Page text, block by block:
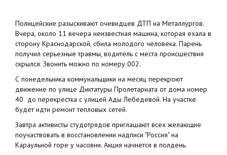
Полицейские разыскивают очевидцев ДТП на Металлургов.
Вчера, около 11 вечера неизвестная машина, которая ехала в
сторону Краснодарской, сбила молодого человека. Парень
получил серьезные травмы, водитель с места происшествия
скрылся. Звонить можно по номеру 002.
С понедельника коммунальщики на месяц перекроют
движение по улице Диктатуры Пролетариата от дома номер
40 до перекрестка с улицей Ады Лебедевой. На участке
будет идти ремонт тепловых сетей.
Завтра активисты студотрядов приглашают всех желающие
поучаствовать в восстановлении надписи "Россия" на
Караульной горе у часовни. Акция начнется в полдень.